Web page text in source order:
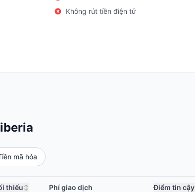
Không rút tiền điện tử
mã hóa
thiểu ↕ Phí giao dịch Điểm tin cậy